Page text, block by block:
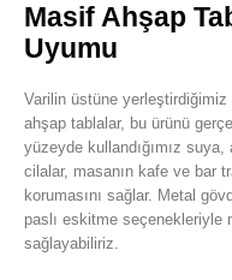
Masif Ahşap
Uyumu
Varilin üstüne
ahşap tablalar, bu ürünü
yüzeyde kullandığımız
cilalar, masanın kafe ve bar
korumasını sağlar. Metal
paslı eskitme seçenekleriyle
sağlayabiliriz.